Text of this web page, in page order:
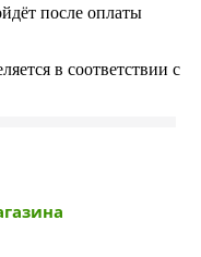
после оплаты
в соответствии с